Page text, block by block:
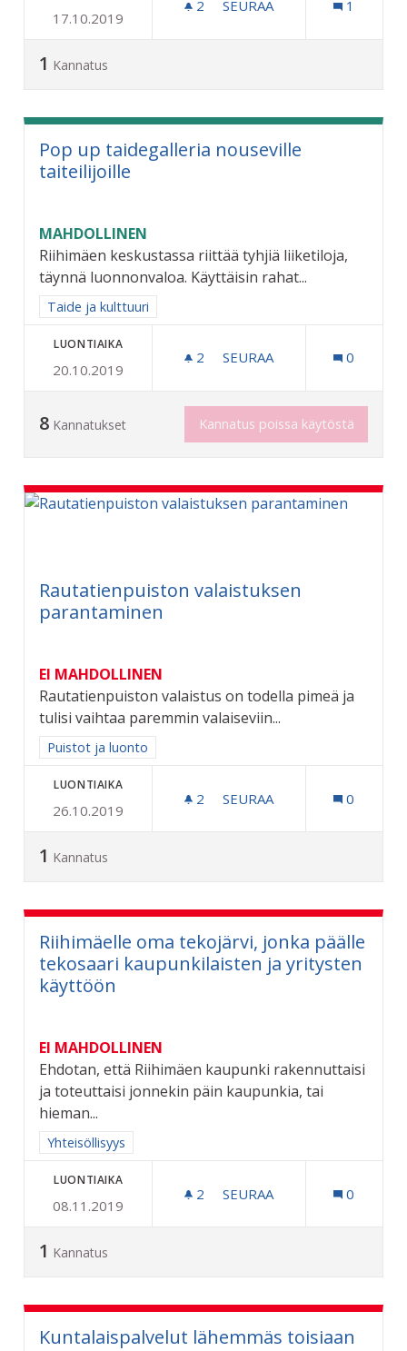
17.10.2019
2 2 SEURAAJAA
SEURAA 1
1 Kannatus
Pop up taidegalleria nouseville
taiteilijoille
MAHDOLLINEN
Riihimäen keskustassa riittää tyhjiä liiketiloja,
täynnä luonnonvaloa. Käyttäisin rahat...
Rajaa tulokset aihepiirin mukaan: Taide ja kulttuuri
Taide ja kulttuuri
LUONTIAIKA
20.10.2019
2 2 SEURAAJAA
SEURAA 0
8 Kannatukset Kannatus poissa käytöstä
Rautatienpuiston valaistuksen
parantaminen
EI MAHDOLLINEN
Rautatienpuiston valaistus on todella pimeä ja
tulisi vaihtaa paremmin valaiseviin...
Rajaa tulokset aihepiirin mukaan: Puistot ja luonto
Puistot ja luonto
LUONTIAIKA
26.10.2019
2 2 SEURAAJAA
SEURAA 0
1 Kannatus
Riihimäelle oma tekojärvi, jonka päälle
tekosaari kaupunkilaisten ja yritysten
käyttöön
EI MAHDOLLINEN
Ehdotan, että Riihimäen kaupunki rakennuttaisi
ja toteuttaisi jonnekin päin kaupunkia, tai
hieman...
Rajaa tulokset aihepiirin mukaan: Yhteisöllisyys
Yhteisöllisyys
LUONTIAIKA
08.11.2019
2 2 SEURAAJAA
SEURAA 0
1 Kannatus
Kuntalaispalvelut lähemmäs toisiaan